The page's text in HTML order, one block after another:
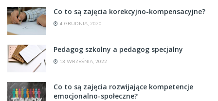
Co to są zajęcia korekcyjno-kompensacyjne?
4 GRUDNIA, 2020
Pedagog szkolny a pedagog specjalny
13 WRZEŚNIA, 2022
Co to są zajęcia rozwijające kompetencje
emocjonalno-społeczne?